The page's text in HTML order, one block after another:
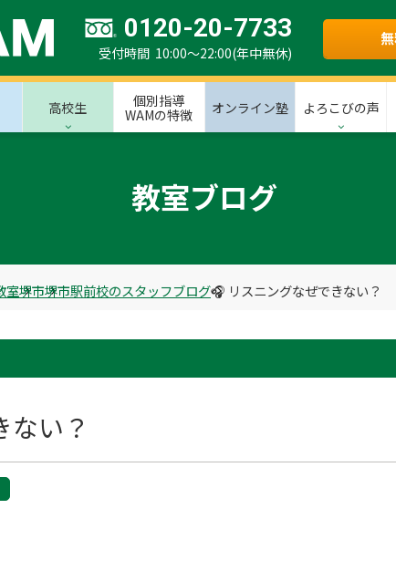
0120-20-7733
受付時間 10:00～22:00(年中無休)
高校生
個別指導
WAMの特徴
オンライン塾 よろこびの声
教室ブログ
室堺市堺市駅前校のスタッフブログ🎧 リスニングなぜできない？
い？